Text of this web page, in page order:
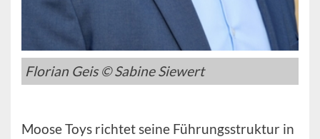
Florian Geis © Sabine Siewert
Moose Toys richtet seine Führungsstruktur in